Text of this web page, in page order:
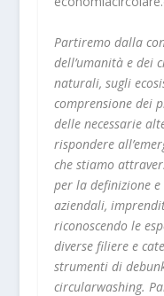
Partiremo dalla
dell’umanità e dei
naturali, sugli
comprensione dei
delle necessarie
rispondere
che stiamo
per la definizione e
aziendali,
riconoscendo le
diverse filiere e
strumenti di
circularwashing.